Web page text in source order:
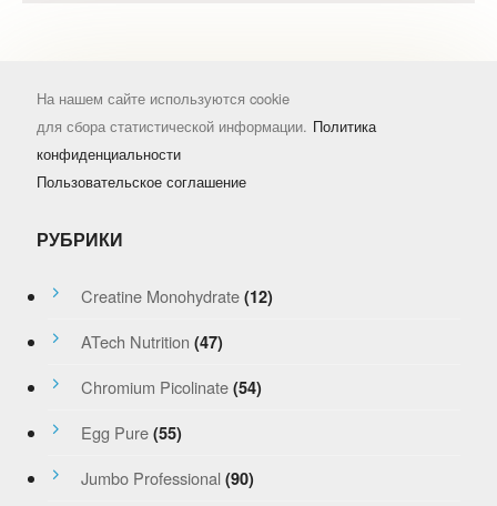
На нашем сайте используются cookie
для сбора статистической информации. Политика
конфиденциальности
Пользовательское соглашение
РУБРИКИ
Creatine Monohydrate (12)
ATech Nutrition (47)
Chromium Picolinate (54)
Egg Pure (55)
Jumbo Professional (90)